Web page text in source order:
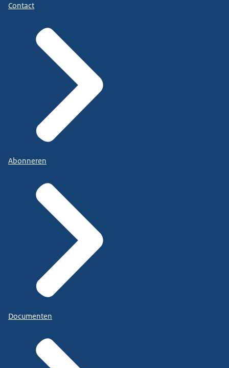
Contact
Abonneren
Documenten